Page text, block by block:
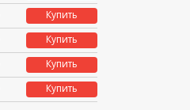
Купить
Купить
Купить
Купить